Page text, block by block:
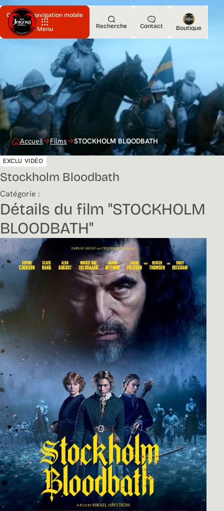
Ouvrir la navigation mobile
Menu
Recherche Contact Boutique
Stockholm Bloodbath
Catégorie :
EXCLU VIDÉO
Accueil Films STOCKHOLM BLOODBATH
Détails du film "STOCKHOLM
BLOODBATH"